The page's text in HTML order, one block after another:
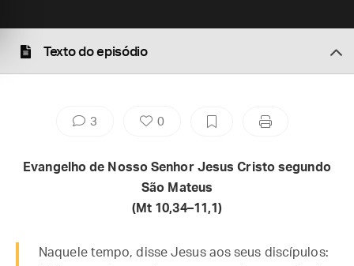
Texto do episódio
3 0
Evangelho de Nosso Senhor Jesus Cristo segundo
São Mateus
(Mt 10,34–11,1)
Naquele tempo, disse Jesus aos seus discípulos: